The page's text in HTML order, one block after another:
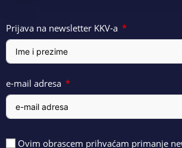
Prijava na newsletter KKV-a
e-mail adresa
Ovim obrascem prihvaćam primanje